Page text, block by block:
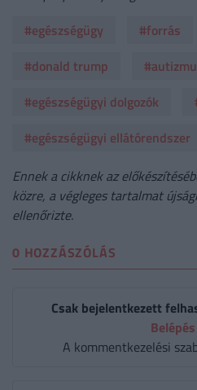
#egészségügy
#forrás
#donald trump
#egészségügyi dolgozók
#egészségügyi ellátórendszer
Ennek a cikknek az
közre, a végleges tartalmat
ellenőrizte.
0 HOZZÁSZÓLÁS
Csak bejelentkezett
A kommentkezelési